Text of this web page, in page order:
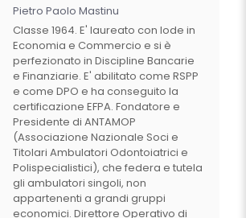
Pietro Paolo Mastinu
Classe 1964. E' laureato con lode in
Economia e Commercio e si è
perfezionato in Discipline Bancarie
e Finanziarie. E' abilitato come RSPP
e come DPO e ha conseguito la
certificazione EFPA. Fondatore e
Presidente di ANTAMOP
(Associazione Nazionale Soci e
Titolari Ambulatori Odontoiatrici e
Polispecialistici), che federa e tutela
gli ambulatori singoli, non
appartenenti a grandi gruppi
economici. Direttore Operativo di